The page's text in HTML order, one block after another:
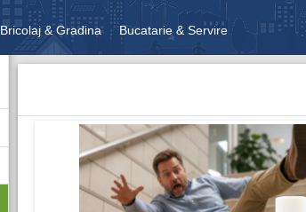
Bricolaj & Gradina Bucatarie & Servire
Unelte & Scule Jucarii, Copii & Bebe